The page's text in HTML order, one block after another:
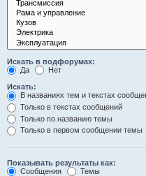
Искать в подфорумах:
Да
Нет
Искать:
В названиях тем и текстах
Только в текстах сообщений
Только по названию темы
Только в первом сообщении темы
Показывать результаты как:
Сообщения
Темы